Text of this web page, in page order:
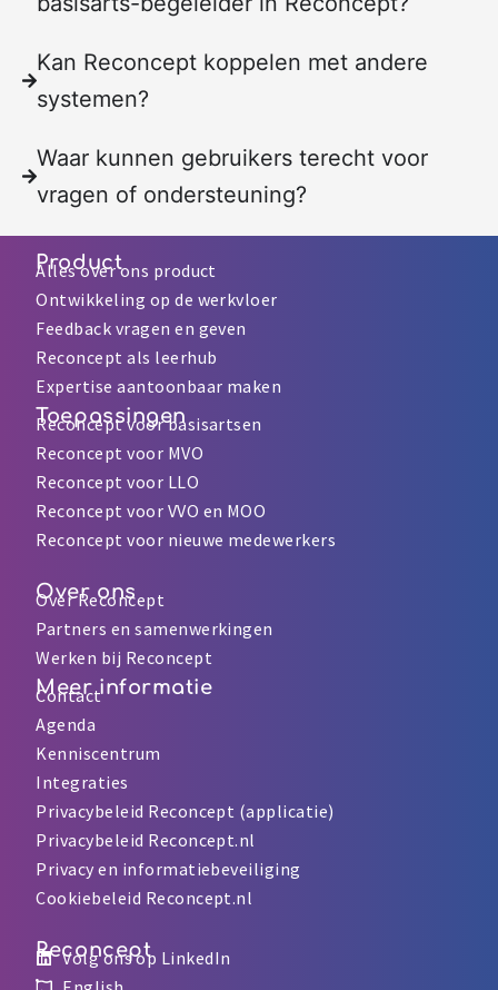
Kan Reconcept koppelen met andere
systemen?
Waar kunnen gebruikers terecht voor
vragen of ondersteuning?
Product
Alles over ons product
Ontwikkeling op de werkvloer
Feedback vragen en geven
Reconcept als leerhub
Expertise aantoonbaar maken
Toepassingen
Reconcept voor basisartsen
Reconcept voor MVO
Reconcept voor LLO
Reconcept voor VVO en MOO
Reconcept voor nieuwe medewerkers
Over ons
Over Reconcept
Partners en samenwerkingen
Werken bij Reconcept
Meer informatie
Contact
Agenda
Kenniscentrum
Integraties
Privacybeleid Reconcept (applicatie)
Privacybeleid Reconcept.nl
Privacy en informatiebeveiliging
Cookiebeleid Reconcept.nl
Reconcept
Volg ons op LinkedIn